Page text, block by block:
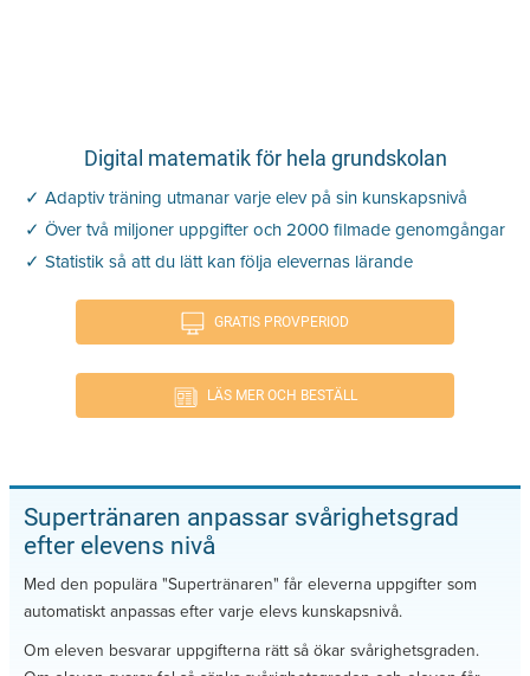
Digital matematik för hela grundskolan
✓ Adaptiv träning utmanar varje elev på sin kunskapsnivå
✓ Över två miljoner uppgifter och 2000 filmade genomgångar
✓ Statistik så att du lätt kan följa elevernas lärande
GRATIS PROVPERIOD
LÄS MER OCH BESTÄLL
Supertränaren anpassar svårighetsgrad
efter elevens nivå
Med den populära "Supertränaren" får eleverna uppgifter som
automatiskt anpassas efter varje elevs kunskapsnivå.
Om eleven besvarar uppgifterna rätt så ökar svårighetsgraden.